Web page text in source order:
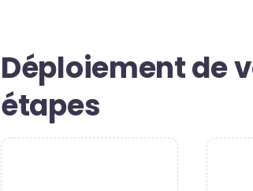
Déploiement de
étapes